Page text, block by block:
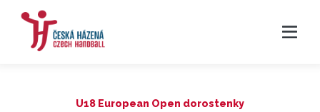
U18 European Open dorostenky